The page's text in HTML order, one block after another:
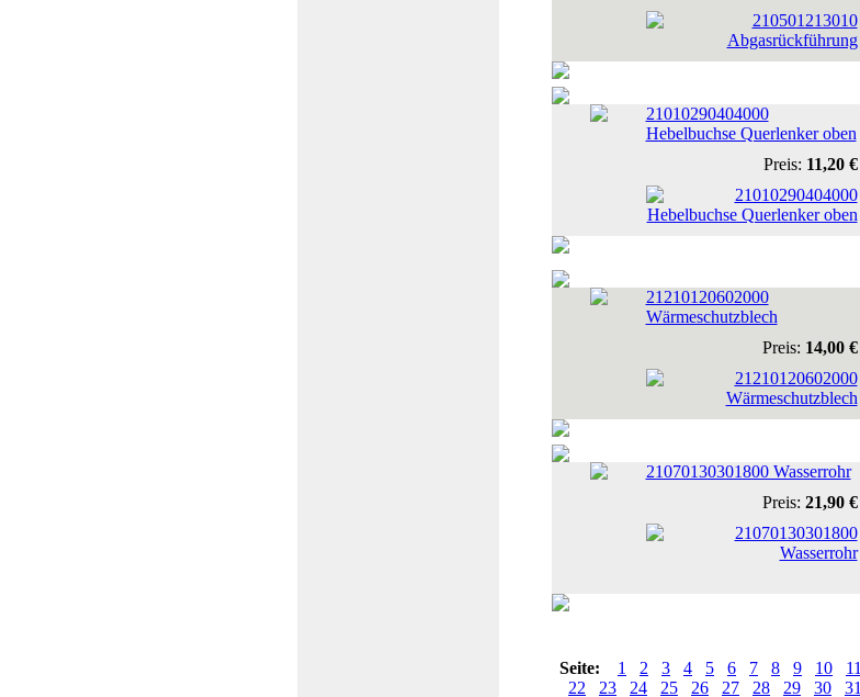
21010290404000
Hebelbuchse Querlenker oben
Preis: 11,20 €
21210120602000
Wärmeschutzblech
Preis: 14,00 €
21070130301800 Wasserrohr
Preis: 21,90 €
Seite: 1 2 3 4 5 6 7 8 9 10 11
22
23 24 25 26 27 28 29 30 31